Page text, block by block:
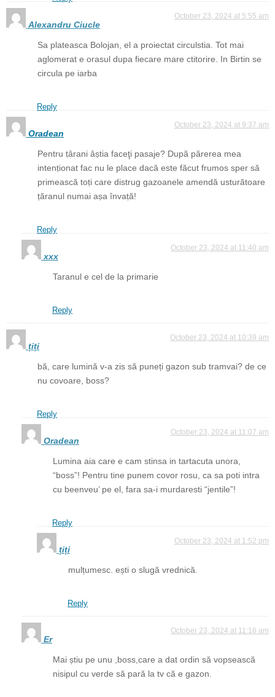
Alexandru Ciucle
October 23, 2024 at 5:55 am
Sa plateasca Bolojan, el a proiectat circulstia. Tot mai
aglomerat e orasul dupa fiecare mare ctitorire. In Birtin se
circula pe iarba
Reply
Oradean
October 23, 2024 at 9:37 am
Pentru ṭârani âṣtia faceţi pasaje? După părerea mea
intenṭionat fac nu le place dacă este făcut frumos sper să
primească toṭi care distrug gazoanele amendă usturătoare
ṭăranul numai aṣa învaṭă!
Reply
xxx
October 23, 2024 at 11:40 am
Taranul e cel de la primarie
Reply
țiți
October 23, 2024 at 10:39 am
bă, care lumină v-a zis să puneți gazon sub tramvai? de ce
nu covoare, boss?
Reply
Oradean
October 23, 2024 at 11:07 am
Lumina aia care e cam stinsa in tartacuta unora,
“boss”! Pentru tine punem covor rosu, ca sa poti intra
cu beenveu’ pe el, fara sa-i murdaresti “jentile”!
Reply
țiți
October 23, 2024 at 1:52 pm
mulțumesc. ești o slugă vrednică.
Reply
Er
October 23, 2024 at 11:16 am
Mai știu pe unu ,boss,care a dat ordin să vopsească
nisipul cu verde să pară la tv că e gazon.